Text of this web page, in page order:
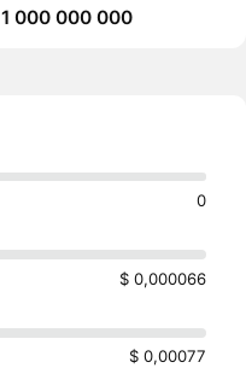
1 000 000 000
0
$ 0,000066
$ 0,00077